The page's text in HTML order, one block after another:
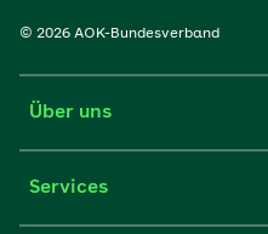
© 2026 AOK-Bundesverband
Über uns
Services